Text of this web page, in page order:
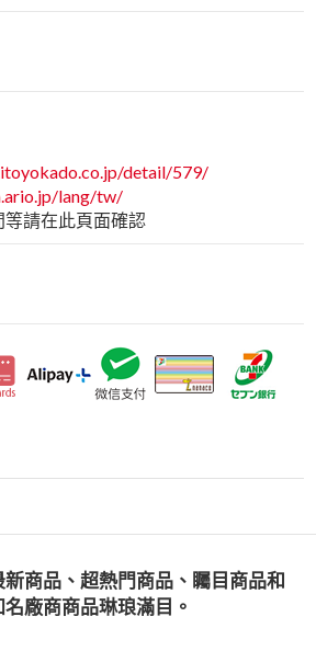
detail/579/
lang/tw/
請在此頁面確認
商品、超熱門商品、矚目商品和
名廠商商品琳琅滿目。